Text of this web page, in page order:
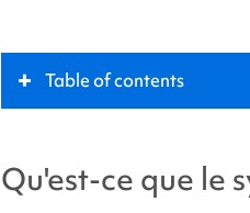
Table of contents
Qu'est-ce que le